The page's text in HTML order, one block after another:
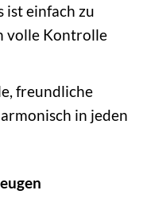
ist einfach zu
volle Kontrolle
freundliche
in jeden